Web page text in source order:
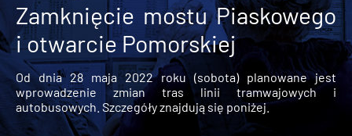
Zamknięcie mostu Piaskowego
i otwarcie Pomorskiej
Od dnia 28 maja 2022 roku (sobota) planowane jest
wprowadzenie zmian tras linii tramwajowych i
autobusowych. Szczegóły znajdują się poniżej.